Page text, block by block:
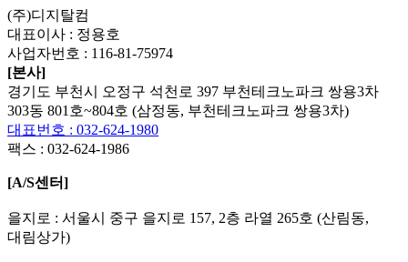
(주)디지탈컴
대표이사 : 정용호
사업자번호 : 116-81-75974
[본사]
경기도 부천시 오정구 석천로 397 부천테크노파크 쌍용3차
303동 801호~804호 (삼정동, 부천테크노파크 쌍용3차)
대표번호 : 032-624-1980
팩스 : 032-624-1986
[A/S센터]
을지로 : 서울시 중구 을지로 157, 2층 라열 265호 (산림동,
대림상가)